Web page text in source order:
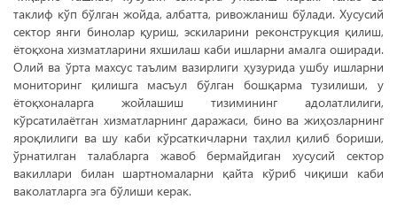
таклиф кўп бўлган жойда, албатта, ривожланиш бўлади. Хусусий
сектор янги бинолар қуриш, эскиларини реконструкция қилиш,
ётоқхона хизматларини яхшилаш каби ишларни амалга оширади.
Олий ва ўрта махсус таълим вазирлиги ҳузурида ушбу ишларни
мониторинг қилишга масъул бўлган бошқарма тузилиши, у
ётоқхоналарга жойлашиш тизимининг адолатлилиги,
кўрсатилаётган хизматларнинг даражаси, бино ва жиҳозларнинг
яроқлилиги ва шу каби кўрсаткичларни таҳлил қилиб бориши,
ўрнатилган талабларга жавоб бермайдиган хусусий сектор
вакиллари билан шартномаларни қайта кўриб чиқиши каби
ваколатларга эга бўлиши керак.